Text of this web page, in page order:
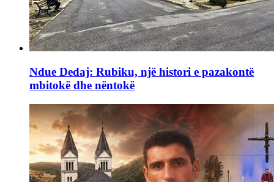
Ndue Dedaj: Rubiku, një histori e pazakontë
mbitokë dhe nëntokë